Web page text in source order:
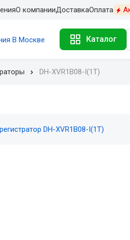
О компанииДоставкаОплата
В Москве Каталог
DH-XVR1B08-I(1T)